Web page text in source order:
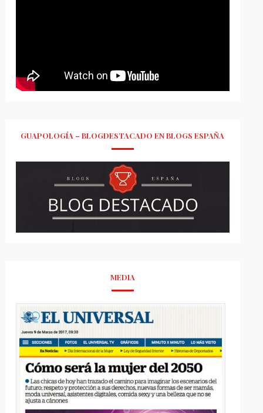
GUAPOLOGÍA – BLOGDESTACADO EN BLOGS ESPAÑA
MEDIA